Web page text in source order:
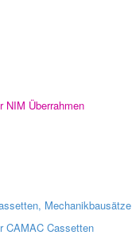
NIM Überrahmen
Mechanikbausätze
CAMAC Cassetten